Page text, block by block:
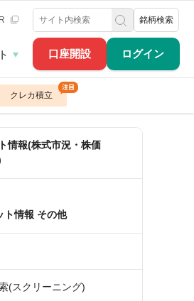
口座開設 ログイン
銘柄検索
クレカ積立
情報(株式市況・株価
ト情報 その他
(スクリーニング)